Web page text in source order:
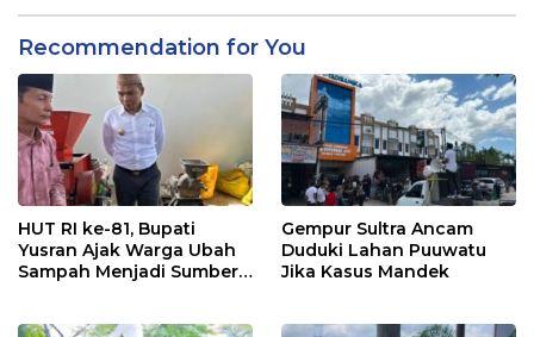
Recommendation for You
HUT RI ke-81, Bupati
Yusran Ajak Warga Ubah
Sampah Menjadi Sumber
Gempur Sultra Ancam
Duduki Lahan Puuwatu
Jika Kasus Mandek